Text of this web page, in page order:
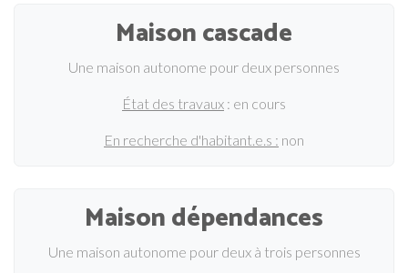
Maison cascade
Une maison autonome pour deux personnes
État des travaux : en cours
En recherche d'habitant.e.s : non
Maison dépendances
Une maison autonome pour deux à trois personnes